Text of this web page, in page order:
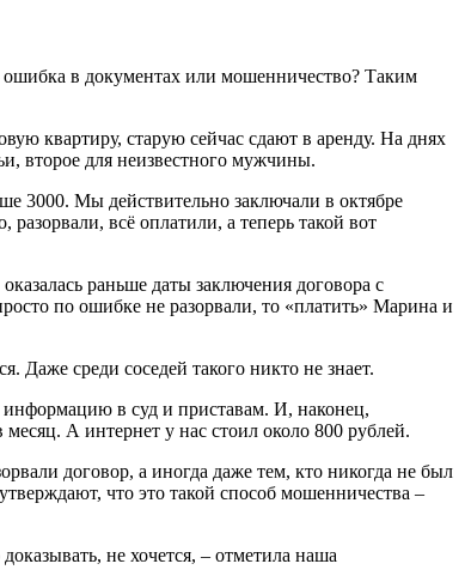
ошибка в документах или мошенничество? Таким
квартиру, старую сейчас сдают в аренду. На днях
второе для неизвестного мужчины.
3000. Мы действительно заключали в октябре
всё оплатили, а теперь такой вот
раньше даты заключения договора с
по ошибке не разорвали, то «платить» Марина и
Даже среди соседей такого никто не знает.
в суд и приставам. И, наконец,
А интернет у нас стоил около 800 рублей.
договор, а иногда даже тем, кто никогда не был
что это такой способ мошенничества –
не хочется, – отметила наша